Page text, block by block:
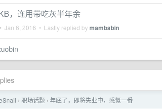
，连用带吃灰半年余
• Jan 6, 2016 • Lastly replied bymambabin
› 职场话题 › 年底了，即将失业中，感慨一番